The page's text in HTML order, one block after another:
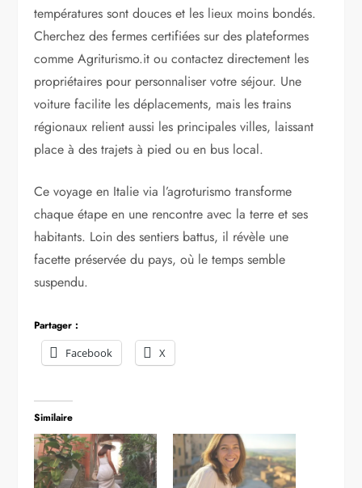
températures sont douces et les lieux moins bondés.
Cherchez des fermes certifiées sur des plateformes
comme Agriturismo.it ou contactez directement les
propriétaires pour personnaliser votre séjour. Une
voiture facilite les déplacements, mais les trains
régionaux relient aussi les principales villes, laissant
place à des trajets à pied ou en bus local.
Ce voyage en Italie via l’agroturismo transforme
chaque étape en une rencontre avec la terre et ses
habitants. Loin des sentiers battus, il révèle une
facette préservée du pays, où le temps semble
suspendu.
Partager :
Facebook
X
Similaire